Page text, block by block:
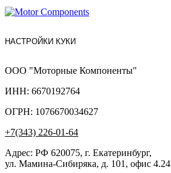
НАСТРОЙКИ КУКИ
ООО "Моторные Компоненты"
ИНН: 6670192764
ОГРН: 1076670034627
+7(343) 226-01-64
Адрес: РФ 620075, г. Екатеринбург,
ул. Мамина-Сибиряка, д. 101, офис 4.24